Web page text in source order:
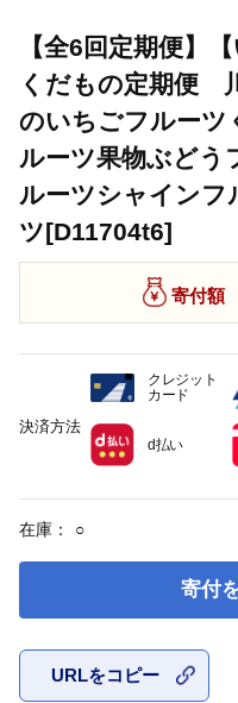
【全6回定期便】
くだもの定期便
のいちごフルーツ
ルーツ果物ぶどう
ルーツシャインフ
ツ[D11704t6]
寄付額
在庫： ○
寄付
URLをコピー
決済方法
クレジット
カード
d払い